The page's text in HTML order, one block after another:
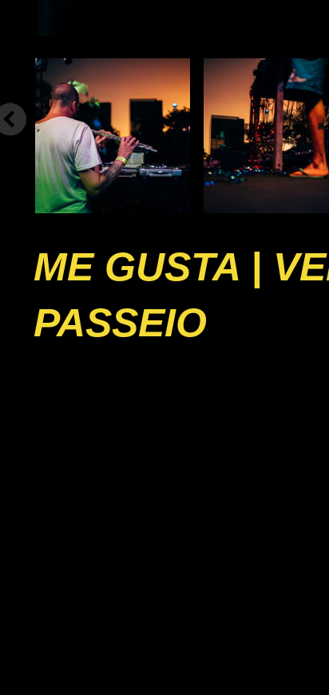
ME GUSTA |
PASSEIO